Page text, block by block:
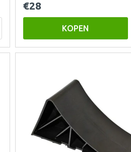
€28
KOPEN